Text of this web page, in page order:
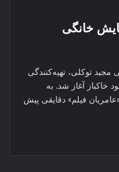
خانگی
مجید توکلی، تهیه‌کنندگی
خاکباز آغاز شد. به
درصد نیوز ، «عامریان فیلم» دقایقی پیش